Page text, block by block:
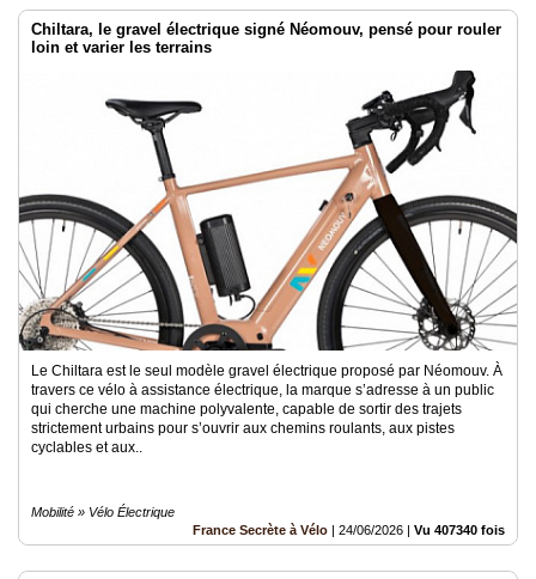
Chiltara, le gravel électrique signé Néomouv, pensé pour rouler
loin et varier les terrains
Le Chiltara est le seul modèle gravel électrique proposé par Néomouv. À
travers ce vélo à assistance électrique, la marque s’adresse à un public
qui cherche une machine polyvalente, capable de sortir des trajets
strictement urbains pour s’ouvrir aux chemins roulants, aux pistes
cyclables et aux..
Mobilité » Vélo Électrique
France Secrète à Vélo | 24/06/2026 | Vu 407340 fois